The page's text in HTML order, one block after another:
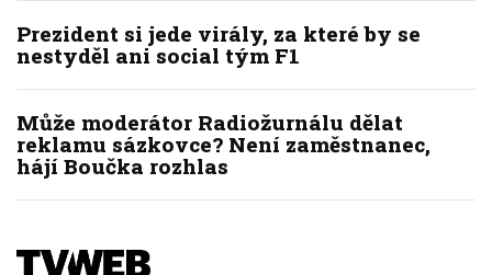
Prezident si jede virály, za které by se
nestyděl ani social tým F1
Může moderátor Radiožurnálu dělat
reklamu sázkovce? Není zaměstnanec,
hájí Boučka rozhlas